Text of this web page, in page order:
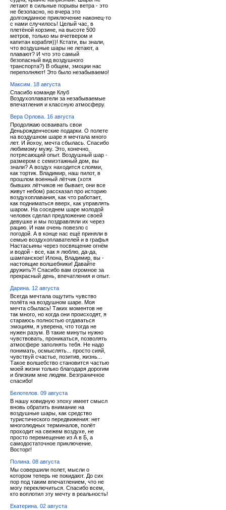
летают в сильные порывы ветра - это
не безопасно, но вчера это
долгожданное приключение наконец-то
с нами случилось! Целый час, в
плетёной корзине, на высоте 500
метров, только мы вчетвером и
капитан корабля))! Кстати, вы знали,
что воздушные шары не летают, а
плавают? И что это самый
безопасный вид воздушного
транспорта?) В общем, эмоции нас
переполняют! Это было незабываемо!
Максим. 18 августа
Спасибо команде Клуб
Воздухоплаватели за незабываемые
впечатления и классную атмосферу.
Вера Орлова. 16 августа
Продолжаю осваивать свои
Деньрожденческие подарки. О полете
на воздушном шаре я мечтала много
лет. И йохоу, мечта сбылась. Спасибо
любимому мужу. Это, конечно,
потрясающий опыт. Воздушный шар -
размером с семиэтажный дом, вы
знали? А воздух находится слоями,
как тортик. Владимир, наш пилот, в
прошлом военный лётчик (хотя
бывших лётчиков не бывает, они все
живут небом) рассказал про историю
воздухоплавания, как что работает,
как подниматься вверх, как управлять
шаром. На соседнем шаре молодой
человек сделал предложение своей
девушке и мы поздравляли их через
рацию. И нам очень повезло с
погодой. А в конце нас ещё приняли в
семью воздухоплавателей и в графья
Настасьины через посвящение огнём
и водой - все, как я люблю, да-да,
шампанское! Илона, Владимир, вы -
настоящие волшебники! Давайте
дружить?! Спасибо вам огромное за
прекрасный день, впечатления и опыт.
Дарина. 12 августа
Всегда мечтала ощутить чувство
полёта на воздушном шаре. Моя
мечта сбылась! Таких моментов не
так много, но когда они происходят, я
стараюсь полностью отдаваться
эмоциям, я уверена, что тогда не
нужен разум. В такие минуты нужно
чувствовать, проникаться, позволять
атмосфере заполнять тебя. Не надо
понимать, осмыслять... просто сияй,
чувствуй счастье, позитив, жизнь...
Такое волшебство становится частью
моей жизни только благодаря дорогим
и близким мне людям. Безграничное
спасибо!
Белотелов. 09 августа
В нашу ковидную эпоху имеет смысл
вновь обратить внимание на
воздушные шары, как средство
туристического передвижения: нет
многолюдных терминалов, полёт
проходит на свежем воздухе, не
просто перемещение из А в Б, а
самодостаточное приключение.
Восторг!
Полина. 08 августа
Мы совершили полет, мысли о
котором теперь не покидают. До сих
пор под таким впечатлением, что не
могу переключиться. Спасибо всем,
кто воплотил эту мечту в реальность!
Екатерина. 02 августа